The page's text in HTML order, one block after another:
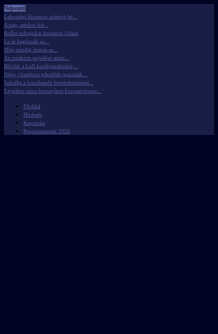
Népszerű
Lakossági fórumon számolt be...
A nap, amikor két...
Roller-tolvajokat keresnek Gútán
Le se bagózzák az...
Még mindig magas az...
Az omikron terjedése miatt...
Bővítik a Lidl kerékpártárolóit,...
Négy vírustörzs jelenlétét igazolták...
Sokallja a kiszabandó börtönbüntetést...
Egyelőre nincs bizonyított koronavírusos...
Főoldal
Hirdetés
Kapcsolat
Programnaptár 2026